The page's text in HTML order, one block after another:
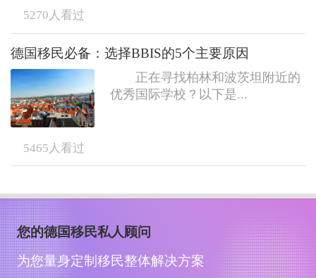
5270 人看过
德国移民必备：选择BBIS的5个主要原因
正在寻找柏林和波茨坦附近的
优秀国际学校？以下是...
5465 人看过
您的德国移民私人顾问
为您量身定制移民整体解决方案